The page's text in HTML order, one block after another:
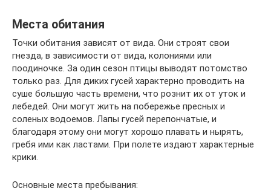
Места обитания
Точки обитания зависят от вида. Они строят свои
гнезда, в зависимости от вида, колониями или
поодиночке. За один сезон птицы выводят потомство
только раз. Для диких гусей характерно проводить на
суше большую часть времени, что рознит их от уток и
лебедей. Они могут жить на побережье пресных и
соленых водоемов. Лапы гусей перепончатые, и
благодаря этому они могут хорошо плавать и нырять,
гребя ими как ластами. При полете издают характерные
крики.
Основные места пребывания: